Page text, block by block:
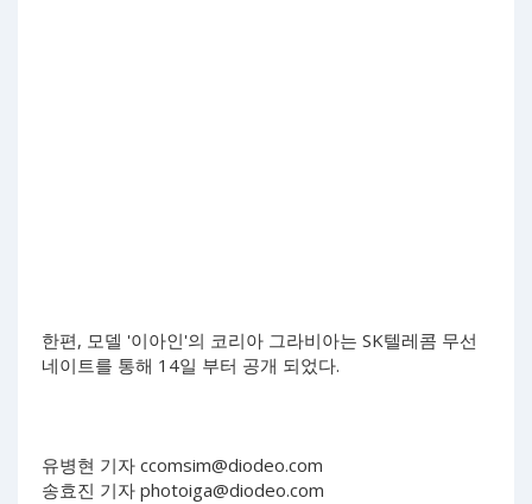
한편, 모델 '이아인'의 코리아 그라비아는 SK텔레콤 무선
네이트를 통해 14일 부터 공개 되었다.
유병현 기자 ccomsim@diodeo.com
송효진 기자 photoiga@diodeo.com